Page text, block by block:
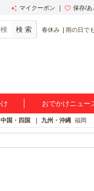
マイクーポン 保存/あ
春休み 雨の日で
おでかけニュー
中国・四国 九州・沖縄 福岡